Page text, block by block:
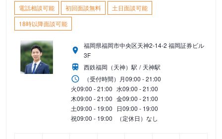
電話相談可能 初回面談無料
土日面談可能
18時以降面談可能
福岡県福岡市中央区天神2-14-2 福岡証券ビル
3F
西鉄福岡（天神）駅
天神駅
（受付時間） 月09:00 - 21:00
火09:00 - 21:00 水09:00 - 21:00
木09:00 - 21:00 金09:00 - 21:00
土09:00 - 19:00 日09:00 - 19:00
祝09:00 - 19:00 （定休日）なし